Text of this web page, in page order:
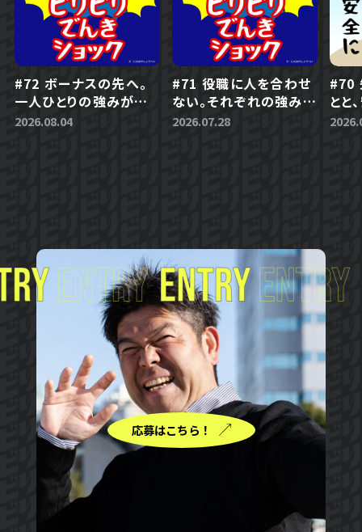
#72 ボーナスの先へ。
一人ひとりの強みが生
きる会社づくり
2026.08.04
#71 役職に人を合わせ
ない。それぞれの強みを
活かす組織づくり
2026.07.28
#70
とと
とは
応募はこちら！